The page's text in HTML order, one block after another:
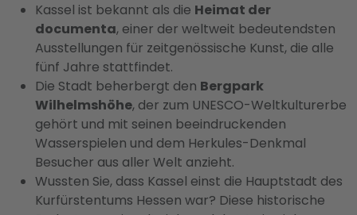
Kassel ist bekannt als die Heimat der
documenta, einer der weltweit bedeutendsten
Ausstellungen für zeitgenössische Kunst, die alle
fünf Jahre stattfindet.
Die Stadt beherbergt den Bergpark
Wilhelmshöhe, der zum UNESCO-Weltkulturerbe
gehört und mit seinen beeindruckenden
Wasserspielen und dem Herkules-Denkmal
Besucher aus aller Welt anzieht.
Wussten Sie, dass Kassel einst die Hauptstadt des
Kurfürstentums Hessen war? Diese historische